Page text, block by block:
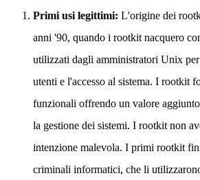
Primi usi legittimi: L'origine dei
anni '90, quando i rootkit nacquero
utilizzati dagli amministratori Unix
utenti e l'accesso al sistema. I rootkit
funzionali offrendo un valore
la gestione dei sistemi. I rootkit non
intenzione malevola. I primi rootkit
criminali informatici, che li